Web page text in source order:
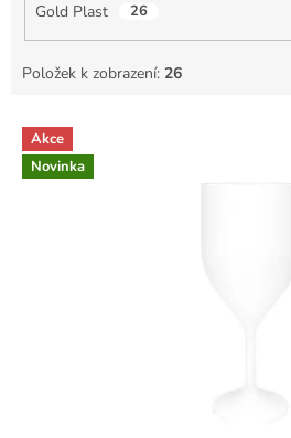
Gold Plast 26
Položek k zobrazení: 26
V
p
Akce
Novinka